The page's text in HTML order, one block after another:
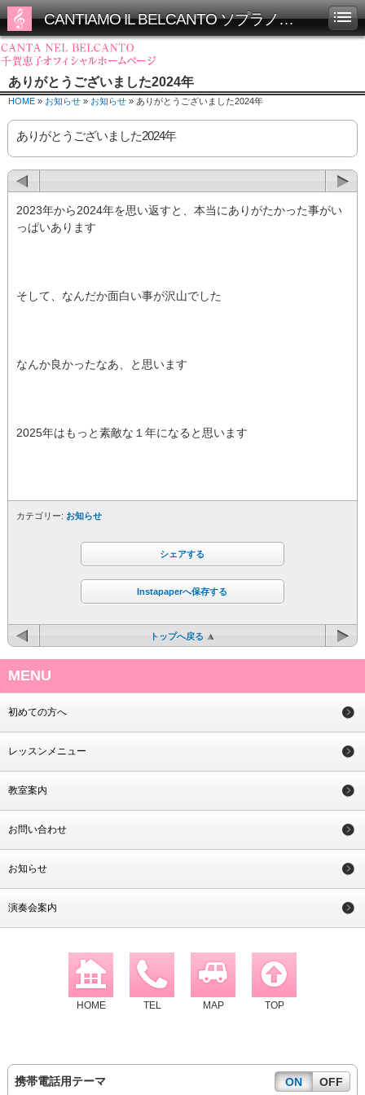
CANTIAMO IL BELCANTO ソプラノ千賀恵子オフィシャルホームページ
ありがとうございました2024年
HOME » お知らせ » お知らせ » ありがとうございました2024年
ありがとうございました2024年
2023年から2024年を思い返すと、本当にありがたかった事がい
っぱいあります
そして、なんだか面白い事が沢山でした
なんか良かったなあ、と思います
2025年はもっと素敵な１年になると思います
カテゴリー: お知らせ
シェアする
Instapaperへ保存する
トップへ戻る
MENU
初めての方へ
レッスンメニュー
教室案内
お問い合わせ
お知らせ
演奏会案内
HOME TEL MAP TOP
携帯電話用テーマ ON OFF